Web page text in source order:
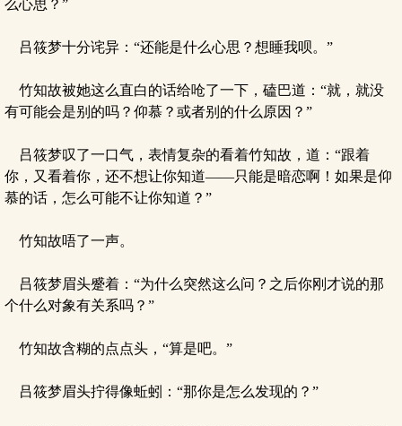
么心思？”
吕筱梦十分诧异：“还能是什么心思？想睡我呗。”
竹知故被她这么直白的话给呛了一下，磕巴道：“就，就没
有可能会是别的吗？仰慕？或者别的什么原因？”
吕筱梦叹了一口气，表情复杂的看着竹知故，道：“跟着
你，又看着你，还不想让你知道——只能是暗恋啊！如果是仰
慕的话，怎么可能不让你知道？”
竹知故唔了一声。
吕筱梦眉头蹙着：“为什么突然这么问？之后你刚才说的那
个什么对象有关系吗？”
竹知故含糊的点点头，“算是吧。”
吕筱梦眉头拧得像蚯蚓：“那你是怎么发现的？”